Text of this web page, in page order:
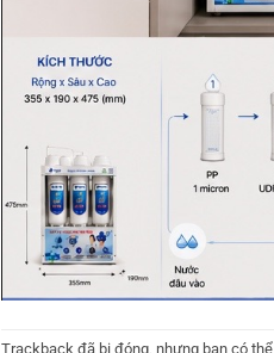
Trackback đã bị đóng, nhưng bạn có thể